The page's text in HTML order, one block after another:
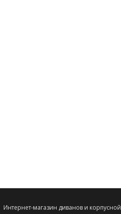
Интернет-магазин диванов и корпусной